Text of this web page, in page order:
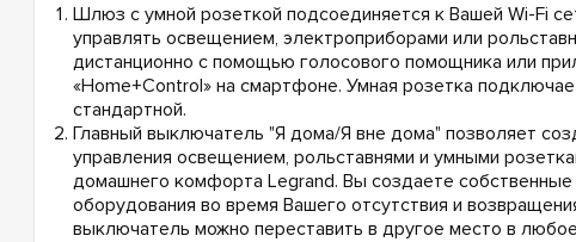
Шлюз с умной розеткой подсоединяется к Вашей Wi-Fi
управлять освещением, электроприборами или
дистанционно с помощью голосового помощника или
«Home+Control» на смартфоне. Умная розетка
стандартной.
Главный выключатель "Я дома/Я вне дома" позволяет
управления освещением, рольставнями и умными
домашнего комфорта Legrand. Вы создаете
оборудования во время Вашего отсутствия и
выключатель можно переставить в другое место в